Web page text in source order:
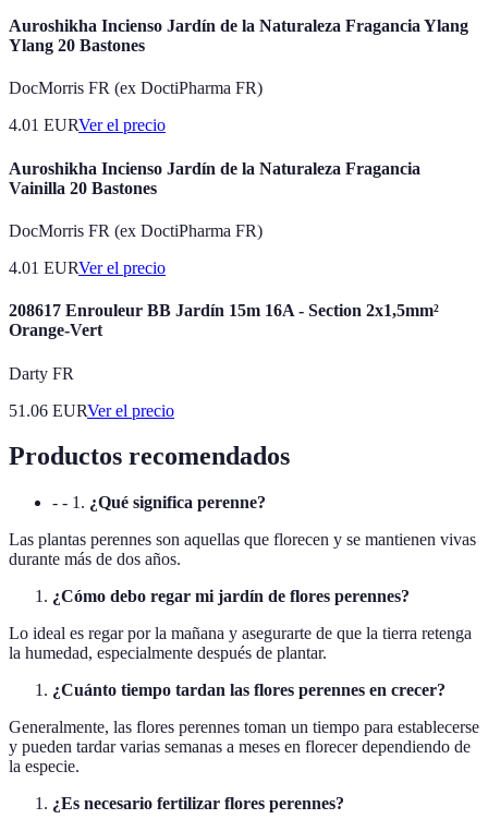
Auroshikha Incienso Jardín de la Naturaleza Fragancia Ylang
Ylang 20 Bastones
DocMorris FR (ex DoctiPharma FR)
4.01 EURVer el precio
Auroshikha Incienso Jardín de la Naturaleza Fragancia
Vainilla 20 Bastones
DocMorris FR (ex DoctiPharma FR)
4.01 EURVer el precio
208617 Enrouleur BB Jardín 15m 16A - Section 2x1,5mm²
Orange-Vert
Darty FR
51.06 EURVer el precio
Productos recomendados
- - 1. ¿Qué significa perenne?
Las plantas perennes son aquellas que florecen y se mantienen vivas
durante más de dos años.
¿Cómo debo regar mi jardín de flores perennes?
Lo ideal es regar por la mañana y asegurarte de que la tierra retenga
la humedad, especialmente después de plantar.
¿Cuánto tiempo tardan las flores perennes en crecer?
Generalmente, las flores perennes toman un tiempo para establecerse
y pueden tardar varias semanas a meses en florecer dependiendo de
la especie.
¿Es necesario fertilizar flores perennes?